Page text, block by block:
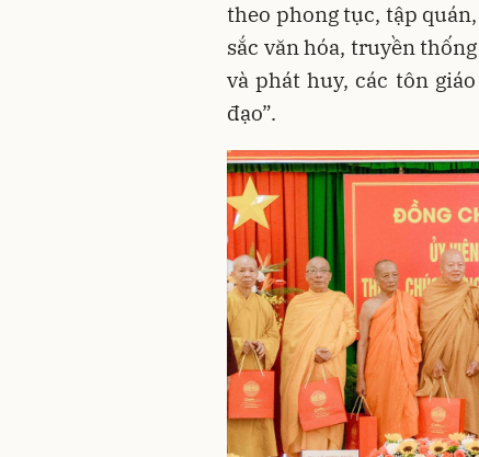
theo phong tục, tập
sắc văn hóa, truyền
và phát huy, các tôn
đạo”.